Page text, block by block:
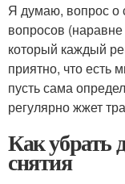
Я думаю, вопрос о
вопросов
который каждый
приятно, что есть
пусть сама
регулярно жжет
Как убрать
снятия